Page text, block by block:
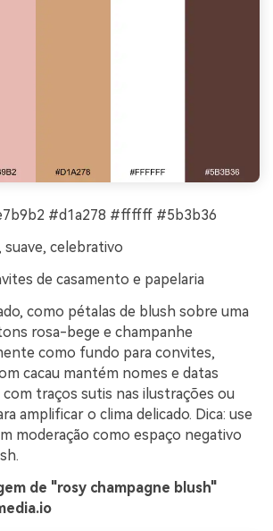
#d1a278 #ffffff #5b3b36
suave, celebrativo
de casamento e papelaria
como pétalas de blush sobre uma
rosa-bege e champanhe
como fundo para convites,
cacau mantém nomes e datas
com traços sutis nas ilustrações ou
amplificar o clima delicado. Dica: use
moderação como espaço negativo
de "rosy champagne blush"